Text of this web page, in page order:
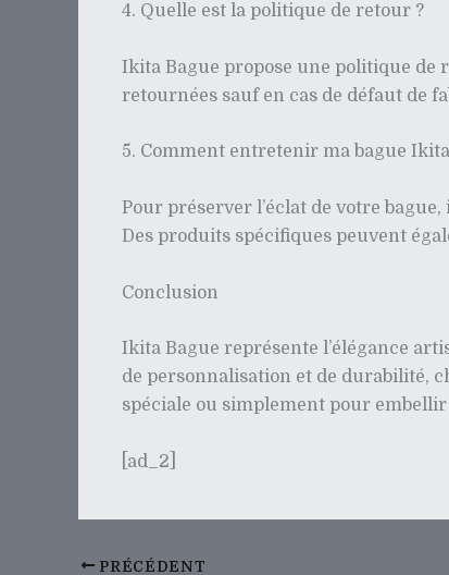
4. Quelle est la politique de retour ?
Ikita Bague propose une politique de
retournées sauf en cas de défaut de
5. Comment entretenir ma bague
Pour préserver l’éclat de votre
Des produits spécifiques peuvent
Conclusion
Ikita Bague représente l’élégance
de personnalisation et de durabilité,
spéciale ou simplement pour
[ad_2]
PRÉCÉDENT